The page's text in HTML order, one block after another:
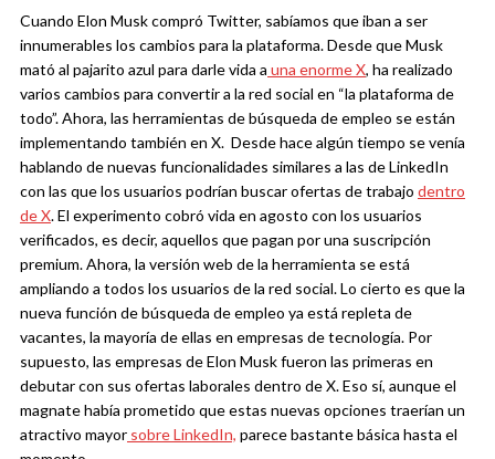
Cuando Elon Musk compró Twitter, sabíamos que iban a ser
innumerables los cambios para la plataforma. Desde que Musk
mató al pajarito azul para darle vida a una enorme X, ha realizado
varios cambios para convertir a la red social en “la plataforma de
todo”. Ahora, las herramientas de búsqueda de empleo se están
implementando también en X. Desde hace algún tiempo se venía
hablando de nuevas funcionalidades similares a las de LinkedIn
con las que los usuarios podrían buscar ofertas de trabajo dentro
de X. El experimento cobró vida en agosto con los usuarios
verificados, es decir, aquellos que pagan por una suscripción
premium. Ahora, la versión web de la herramienta se está
ampliando a todos los usuarios de la red social.Lo cierto es que la
nueva función de búsqueda de empleo ya está repleta de
vacantes, la mayoría de ellas en empresas de tecnología. Por
supuesto, las empresas de Elon Musk fueron las primeras en
debutar con sus ofertas laborales dentro de X. Eso sí, aunque el
magnate había prometido que estas nuevas opciones traerían un
atractivo mayor sobre LinkedIn, parece bastante básica hasta el